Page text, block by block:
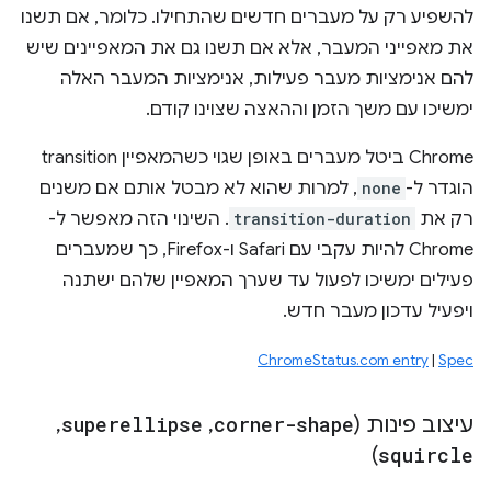
להשפיע רק על מעברים חדשים שהתחילו. כלומר, אם תשנו
את מאפייני המעבר, אלא אם תשנו גם את המאפיינים שיש
להם אנימציות מעבר פעילות, אנימציות המעבר האלה
ימשיכו עם משך הזמן וההאצה שצוינו קודם.
‫Chrome ביטל מעברים באופן שגוי כשהמאפיין transition
הוגדר ל- none , למרות שהוא לא מבטל אותם אם משנים
רק את transition-duration . השינוי הזה מאפשר ל-
Chrome להיות עקבי עם Safari ו-Firefox, כך שמעברים
פעילים ימשיכו לפעול עד שערך המאפיין שלהם ישתנה
ויפעיל עדכון מעבר חדש.
ChromeStatus.com entry| Spec
עיצוב פינות (corner-shape
,
superellipse
,
squircle
)